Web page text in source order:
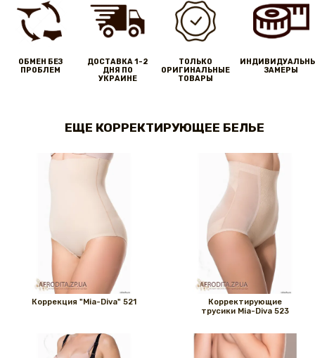
ОБМЕН БЕЗ
ПРОБЛЕМ
ДОСТАВКА 1-2
ДНЯ ПО
УКРАИНЕ
ТОЛЬКО
ОРИГИНАЛЬНЫЕ
ТОВАРЫ
ЗАМЕРЫ
ЕЩЕ КОРРЕКТИРУЮЩЕЕ БЕЛЬЕ
Коррекция "Mia-Diva" 521
Корректирующие
трусики Mia-Diva 523